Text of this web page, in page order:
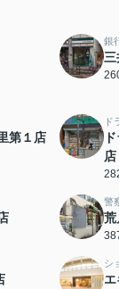
銀
第１店
ド
店
警
荒
シ